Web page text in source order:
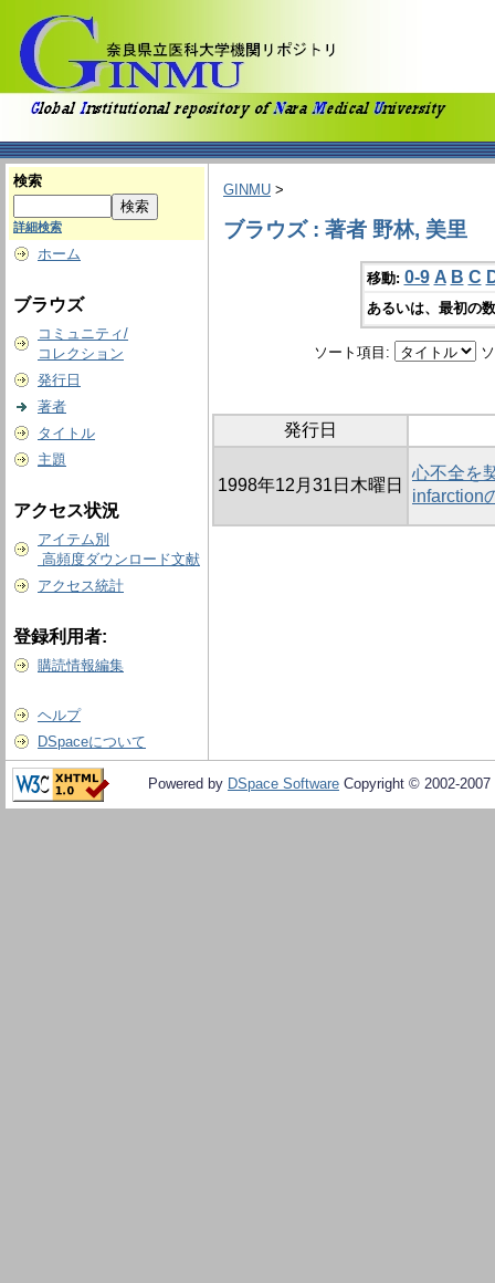
検索
詳細検索
ホーム
ブラウズ
コミュニティ/
コレクション
発行日
著者
タイトル
主題
アクセス状況
アイテム別
高頻度ダウンロード文献
アクセス統計
登録利用者:
購読情報編集
ヘルプ
DSpaceについて
GINMU >
ブラウズ : 著者 野林, 美里
移動: 0-9 A B C
あるいは、最初の
ソート項目:
発行日
1998年12月31日木曜日
心不全を
infarction
Powered by DSpace Software Copyright © 2002-2007